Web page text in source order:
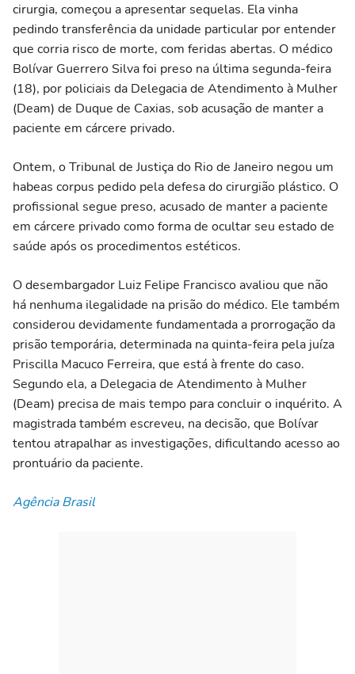
cirurgia, começou a apresentar sequelas. Ela vinha
pedindo transferência da unidade particular por entender
que corria risco de morte, com feridas abertas. O médico
Bolívar Guerrero Silva foi preso na última segunda-feira
(18), por policiais da Delegacia de Atendimento à Mulher
(Deam) de Duque de Caxias, sob acusação de manter a
paciente em cárcere privado.
Ontem, o Tribunal de Justiça do Rio de Janeiro negou um
habeas corpus pedido pela defesa do cirurgião plástico. O
profissional segue preso, acusado de manter a paciente
em cárcere privado como forma de ocultar seu estado de
saúde após os procedimentos estéticos.
O desembargador Luiz Felipe Francisco avaliou que não
há nenhuma ilegalidade na prisão do médico. Ele também
considerou devidamente fundamentada a prorrogação da
prisão temporária, determinada na quinta-feira pela juíza
Priscilla Macuco Ferreira, que está à frente do caso.
Segundo ela, a Delegacia de Atendimento à Mulher
(Deam) precisa de mais tempo para concluir o inquérito. A
magistrada também escreveu, na decisão, que Bolívar
tentou atrapalhar as investigações, dificultando acesso ao
prontuário da paciente.
Agência Brasil